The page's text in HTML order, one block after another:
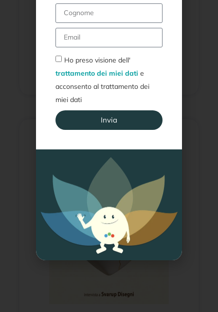
Il respiro che guarisce
Scopri di più
Ho preso visione dell'
trattamento dei miei dati e
acconsento al trattamento dei
miei dati
Invia